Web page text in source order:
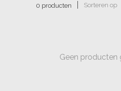
0 producten Sorteren op
Geen producten